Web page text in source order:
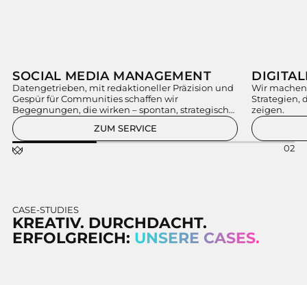
SOCIAL MEDIA MANAGEMENT
Datengetrieben, mit redaktioneller Präzision und
Gespür für Communities schaffen wir
Begegnungen, die wirken – spontan, strategisch
und messbar.
ZUM SERVICE
Wir
Strategien,
zeigen.
02
CASE-STUDIES
KREATIV. DURCHDACHT.
ERFOLGREICH: UNSERE CASES.